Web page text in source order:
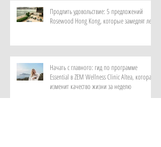
Продлить удовольствие: 5 предложений
Rosewood Hong Kong, которые замедлят лето
Начать с главного: гид по программе
Essential в ZEM Wellness Clinic Altea, которая
изменит качество жизни за неделю